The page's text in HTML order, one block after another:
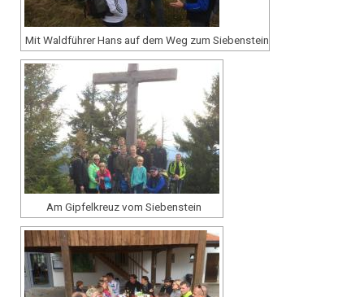
Mit Waldführer Hans auf dem Weg zum Siebenstein
Am Gipfelkreuz vom Siebenstein